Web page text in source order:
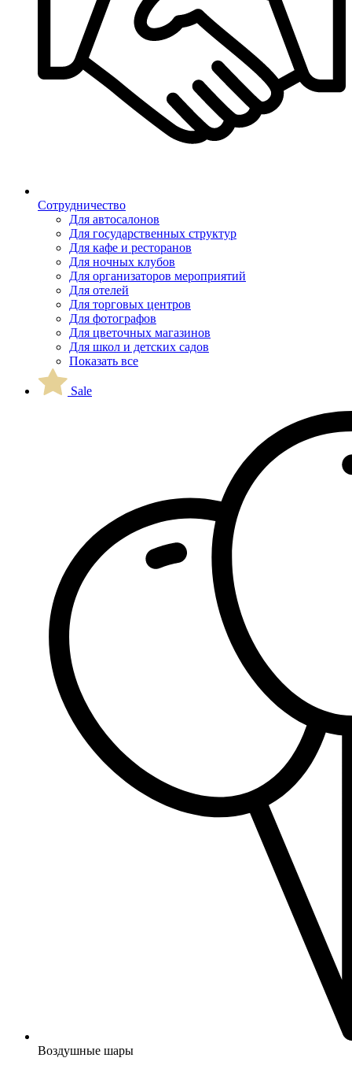
Сотрудничество
Для автосалонов
Для государственных структур
Для кафе и ресторанов
Для ночных клубов
Для организаторов мероприятий
Для отелей
Для торговых центров
Для фотографов
Для цветочных магазинов
Для школ и детских садов
Показать все
Sale
Воздушные шары